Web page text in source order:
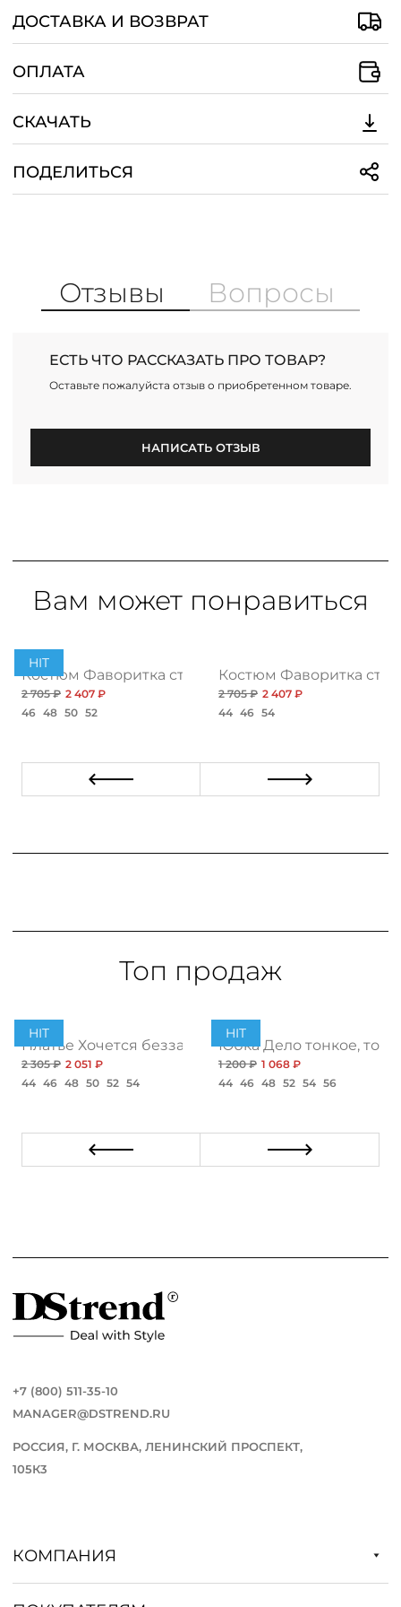
офисных будней, так и для прогулок и
встреч с друзьями, где наряд сможет
стиль.
ДОСТАВКА И ВОЗВРАТ
ОПЛАТА
СКАЧАТЬ
ПОДЕЛИТЬСЯ
Отзывы Вопросы
ЕСТЬ ЧТО РАССКАЗАТЬ ПРО ТОВАР?
Оставьте пожалуйста отзыв о приобретенном товаре.
НАПИСАТЬ ОТЗЫВ
Вам может понравиться
грин
HIT
Костюм Фаворитка стиля, блэк
2 705 ₽ 2 407 ₽
46 48 50 52
Костюм Фаворитка
2 705 ₽ 2 407 ₽
44 46 54
Топ продаж
HIT
Платье Хочется беззаботности, топ
2 305 ₽ 2 051 ₽
44 46 48 50 52 54
HIT
Юбка Дело тонкое, топ
1 200 ₽ 1 068 ₽
44 46 48 52 54 56
+7 (800) 511-35-10
MANAGER@DSTREND.RU
РОССИЯ, Г. МОСКВА, ЛЕНИНСКИЙ ПРОСПЕКТ,
105К3
КОМПАНИЯ